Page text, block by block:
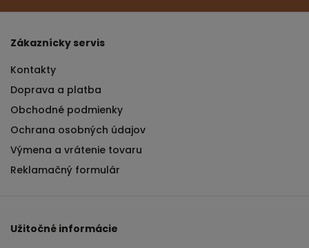
Zákaznícky servis
Kontakty
Doprava a platba
Obchodné podmienky
Ochrana osobných údajov
Výmena a vrátenie tovaru
Reklamačný formulár
Užitočné informácie